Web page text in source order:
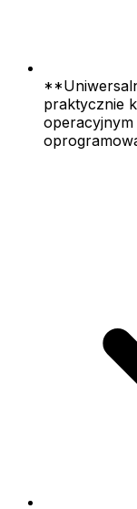
praktycznie
operacyjnym